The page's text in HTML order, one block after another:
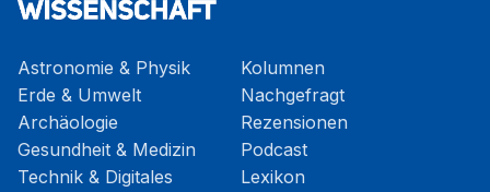
Astronomie & Physik
Erde & Umwelt
Archäologie
Gesundheit & Medizin
Technik & Digitales
Kolumnen
Nachgefragt
Rezensionen
Podcast
Lexikon